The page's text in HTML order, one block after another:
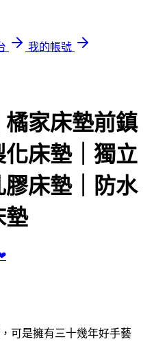
我的帳號
家床墊前鎮
床墊｜獨立
床墊｜防水
墊
可是擁有三十幾年好手藝